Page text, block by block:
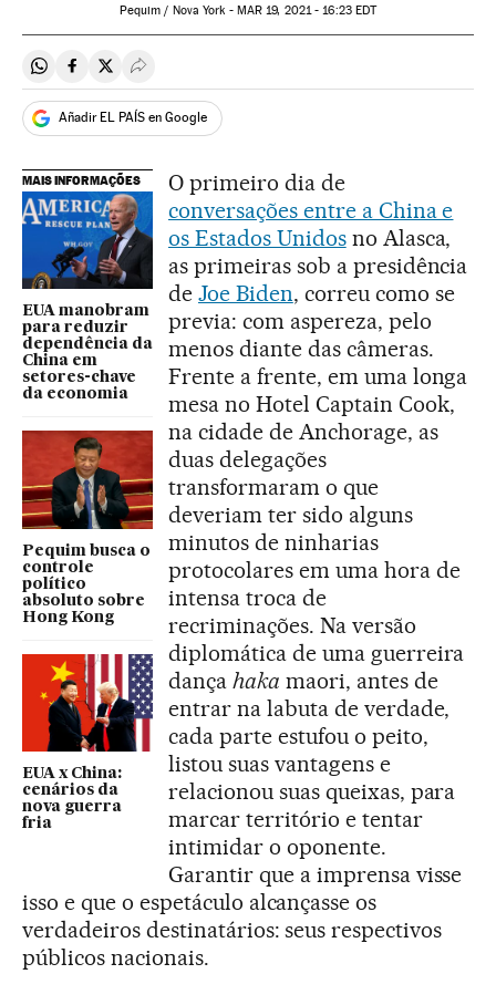
Pequim / Nova York - MAR 19, 2021 - 16:23EDT
Compartir en Whatsapp
Compartir en Facebook
Compartir en Twitter
Desplegar Redes Sociales
Añadir EL PAÍS en Google
MAIS INFORMAÇÕES
EUA manobram
para reduzir
dependência da
China em
setores-chave
da economia
Pequim busca o
controle
político
absoluto sobre
Hong Kong
EUA x China:
cenários da
nova guerra
fria
O primeiro dia de
conversações entre a China e
os Estados Unidosno Alasca,
as primeiras sob a presidência
de Joe Biden, correu como se
previa: com aspereza, pelo
menos diante das câmeras.
Frente a frente, em uma longa
mesa no Hotel Captain Cook,
na cidade de Anchorage, as
duas delegações
transformaram o que
deveriam ter sido alguns
minutos de ninharias
protocolares em uma hora de
intensa troca de
recriminações. Na versão
diplomática de uma guerreira
dança haka maori, antes de
entrar na labuta de verdade,
cada parte estufou o peito,
listou suas vantagens e
relacionou suas queixas, para
marcar território e tentar
intimidar o oponente.
Garantir que a imprensa visse
isso e que o espetáculo alcançasse os
verdadeiros destinatários: seus respectivos
públicos nacionais.